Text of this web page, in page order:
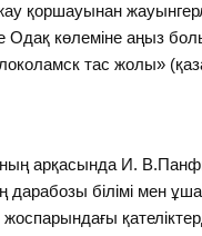
қоршауынан
Одақ көлеміне аңыз
тас жолы»
арқасында И.
білімі мен